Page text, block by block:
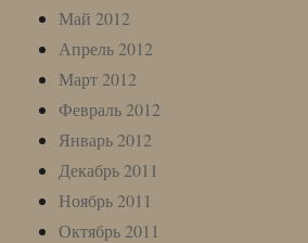
Май 2012
Апрель 2012
Март 2012
Февраль 2012
Январь 2012
Декабрь 2011
Ноябрь 2011
Октябрь 2011